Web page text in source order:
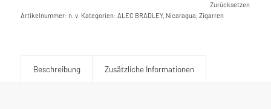
Zurücksetzen
Artikelnummer: n. v. Kategorien: ALEC BRADLEY, Nicaragua, Zigarren
Beschreibung Zusätzliche Informationen